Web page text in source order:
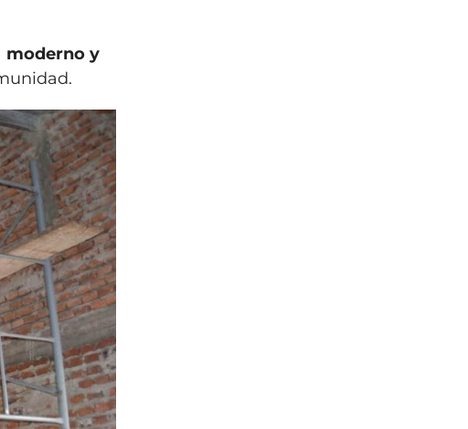
moderno y